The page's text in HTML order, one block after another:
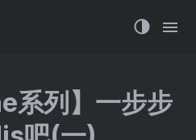
系列】一步步